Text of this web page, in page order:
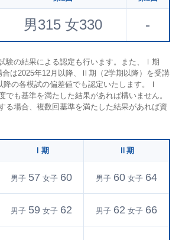
男315 女330 -
験の結果による認定も行います。また、Ⅰ期
合は2025年12月以降、Ⅱ期（2学期以降）を受講
降の各模試の偏差値でも認定いたします。Ⅰ
も基準を満たした結果があれば構いません。
る場合、複数回基準を満たした結果があれば資
Ⅰ期 Ⅱ期
男子 57 女子 60 男子 60 女子 64
男子 59 女子 62 男子 62 女子 66